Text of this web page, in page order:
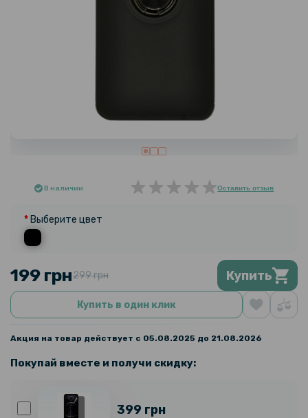
В наличии Оставить отзыв
Выберите цвет
199 грн299 грн Купить
Купить в один клик
Акция на товар действует с 05.08.2025 до 21.08.2026
Покупай вместе и получи скидку:
399 грн